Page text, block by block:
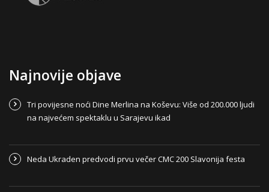
Najnovije objave
Tri povijesne noći Dine Merlina na Koševu: Više od 200.000 ljudi
na najvećem spektaklu u Sarajevu ikad
Neda Ukraden predvodi prvu večer CMC 200 Slavonija festa